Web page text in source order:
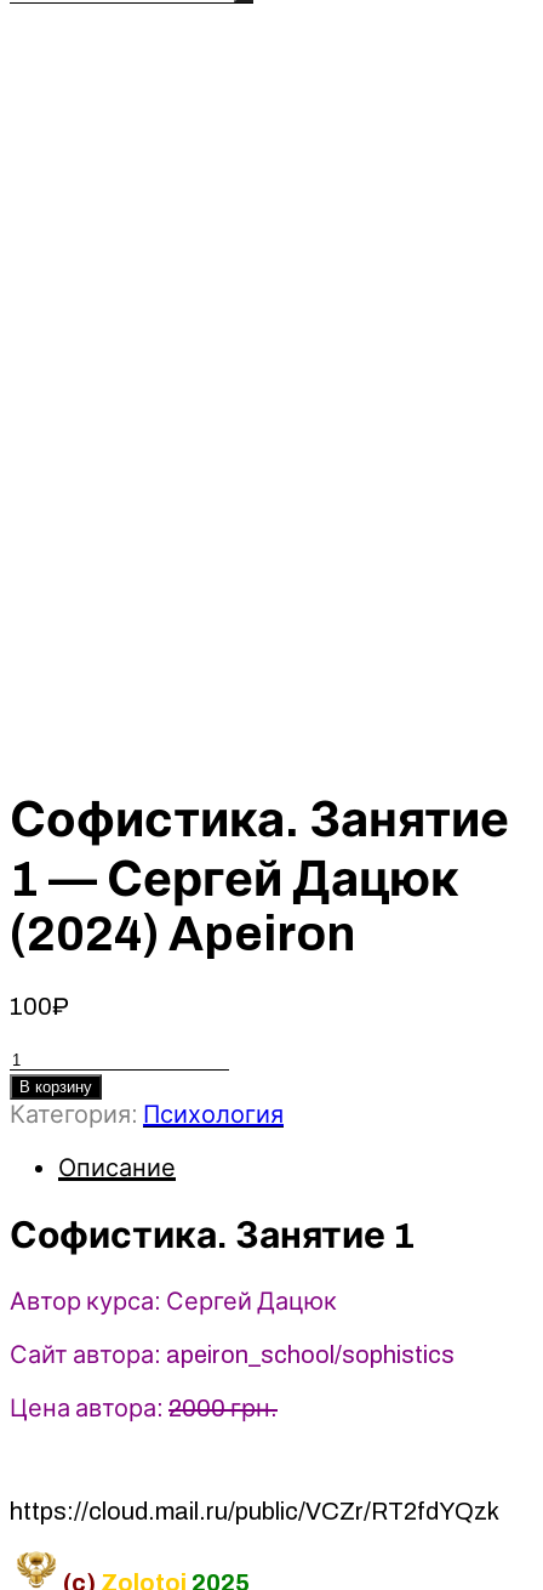
Софистика. Занятие
1 — Сергей Дацюк
(2024) Apeiron
100₽
Количество
товара
Софистика.
Сергей
Дацюк
Apeiron
В корзину
Категория: Психология
Описание
Софистика. Занятие 1
Автор курса: Сергей Дацюк
Сайт автора: apeiron_school/sophistics
Цена автора: 2000 грн.
https://cloud.mail.ru/public/VCZr/RT2fdYQzk
(c) Zolotoi 2025